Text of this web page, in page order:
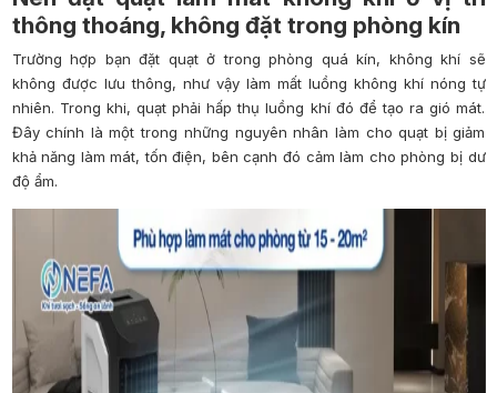
thông thoáng, không đặt trong phòng kín
Trường hợp bạn đặt quạt ở trong phòng quá kín, không khí sẽ
không được lưu thông, như vậy làm mất luồng không khí nóng tự
nhiên. Trong khi, quạt phải hấp thụ luồng khí đó để tạo ra gió mát.
Đây chính là một trong những nguyên nhân làm cho quạt bị giảm
khả năng làm mát, tốn điện, bên cạnh đó cảm làm cho phòng bị dư
độ ẩm.